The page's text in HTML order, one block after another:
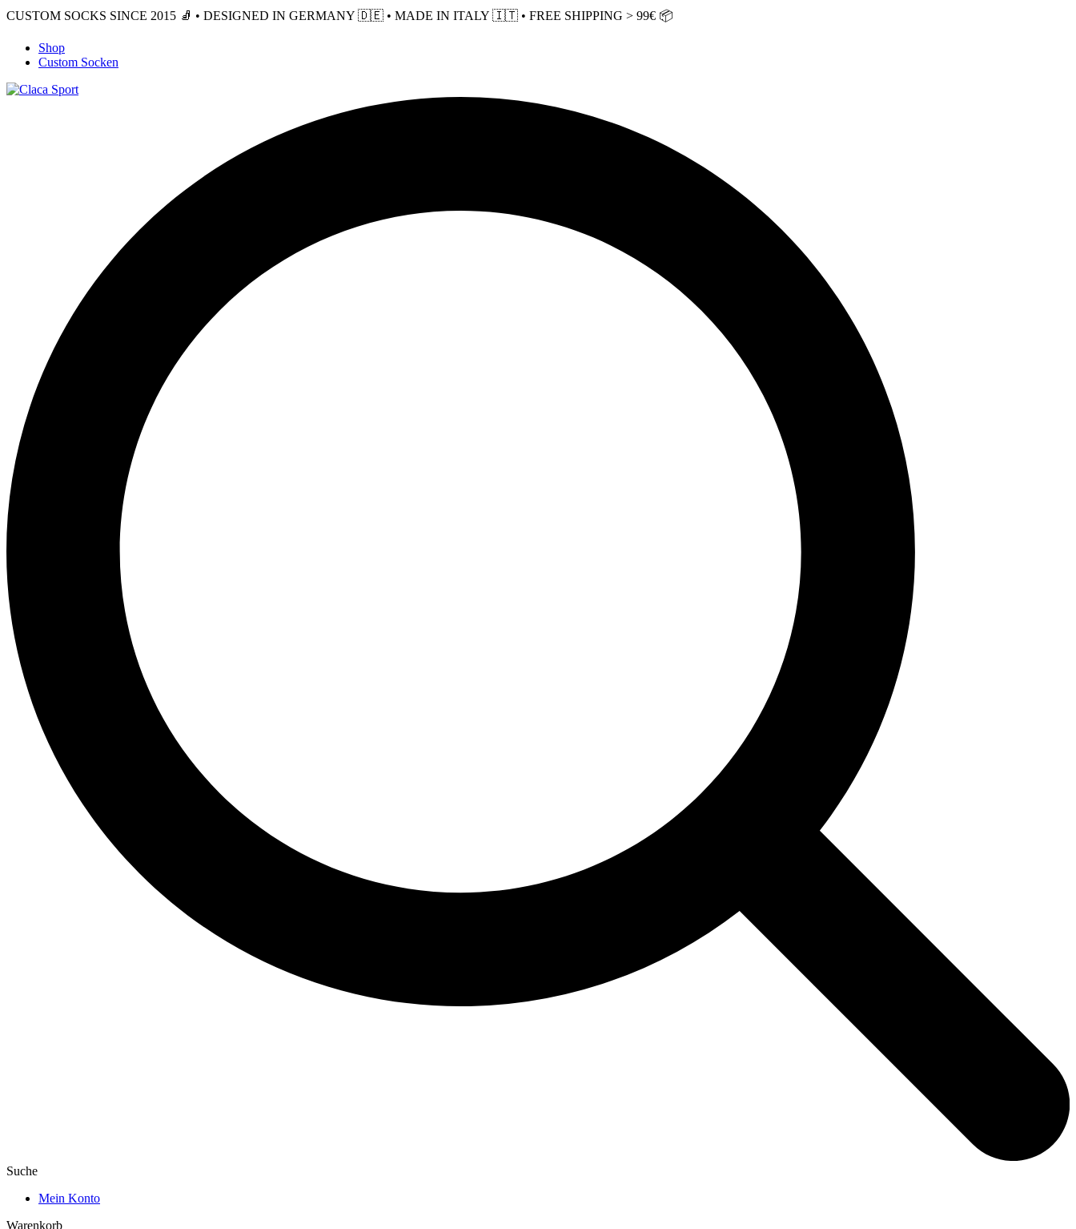
CUSTOM SOCKS SINCE 2015 🧦 • DESIGNED IN GERMANY 🇩🇪 • MADE IN ITALY 🇮🇹 • FREE SHIPPING > 99€ 📦
Shop
Custom Socken
Suche
Mein Konto
Warenkorb